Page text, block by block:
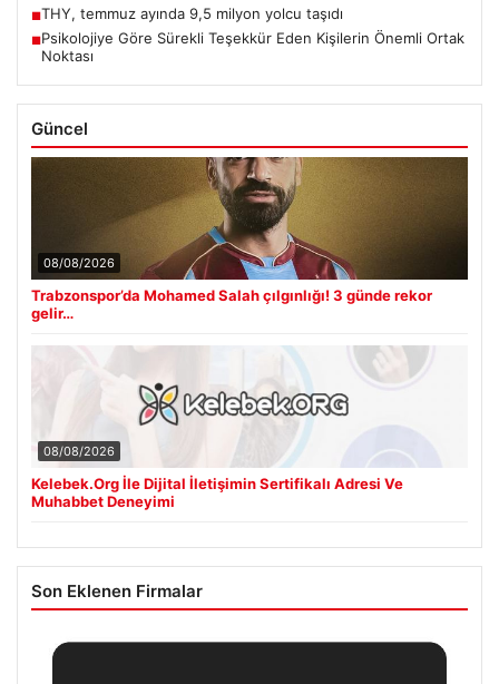
■THY, temmuz ayında 9,5 milyon yolcu taşıdı
■Psikolojiye Göre Sürekli Teşekkür Eden Kişilerin Önemli Ortak
Noktası
Güncel
08/08/2026
Trabzonspor’da Mohamed Salah çılgınlığı! 3 günde rekor
gelir…
08/08/2026
Kelebek.Org İle Dijital İletişimin Sertifikalı Adresi Ve
Muhabbet Deneyimi
Son Eklenen Firmalar